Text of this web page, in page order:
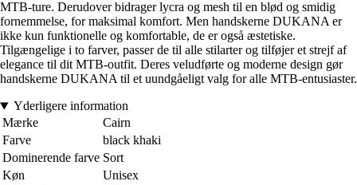
MTB-ture. Derudover bidrager lycra og mesh til en blød og smidig
fornemmelse, for maksimal komfort. Men handskerne DUKANA er
ikke kun funktionelle og komfortable, de er også æstetiske.
Tilgængelige i to farver, passer de til alle stilarter og tilføjer et strejf af
elegance til dit MTB-outfit. Deres veludførte og moderne design gør
handskerne DUKANA til et uundgåeligt valg for alle MTB-entusiaster.
Yderligere information
Mærke
Cairn
Farve
black khaki
Dominerende farve Sort
Køn
Unisex